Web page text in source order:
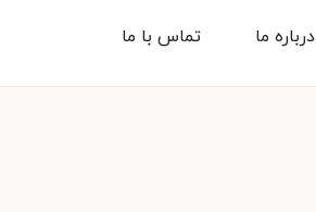
تماس با ما درباره ما